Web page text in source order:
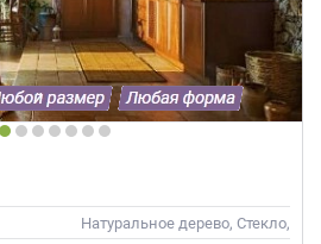
Натуральное дерево, Стекло,